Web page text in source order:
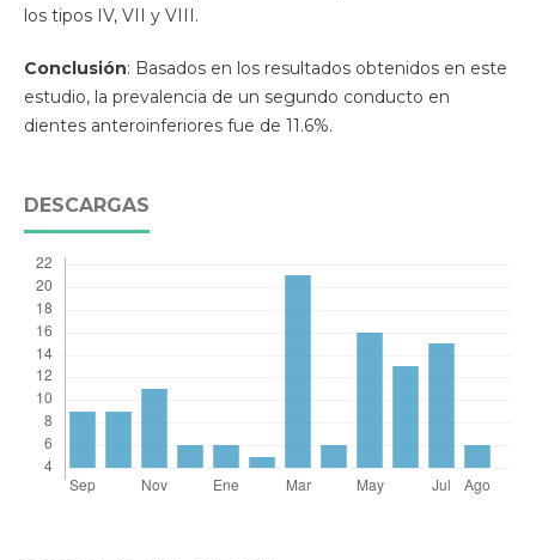
los tipos IV, VII y VIII.
Conclusión: Basados en los resultados obtenidos en este
estudio, la prevalencia de un segundo conducto en
dientes anteroinferiores fue de 11.6%.
DESCARGAS